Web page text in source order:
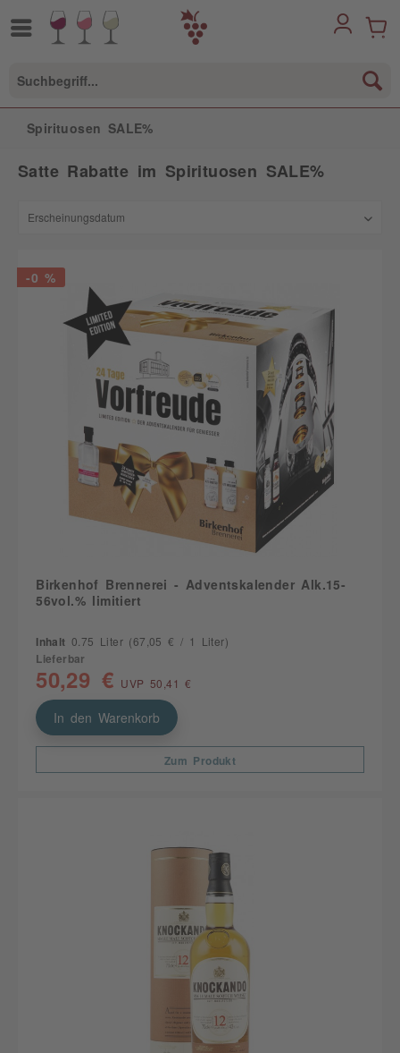
Spirituosen SALE%
Satte Rabatte im Spirituosen SALE%
-0 %
Birkenhof Brennerei - Adventskalender Alk.15-
56vol.% limitiert
Inhalt 0.75 Liter (67,05 € / 1 Liter)
Lieferbar
50,29 € UVP 50,41 €
In den Warenkorb
Zum Produkt